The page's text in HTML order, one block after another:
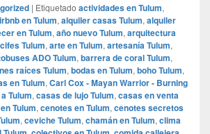
| Etiquetado actividades en Tulum,
en Tulum, alquiler casas Tulum, alquiler
en Tulum, año nuevo Tulum, arquitectura
Tulum, arte en Tulum, artesanía Tulum,
ADO Tulum, barrera de coral Tulum,
raíces Tulum, bodas en Tulum, boho Tulum,
en Tulum, Carl Cox - Mayan Warrior - Burning
Tulum, casas de lujo Tulum, casas en venta
Tulum, cenotes en Tulum, cenotes secretos
, ceviche Tulum, chamán en Tulum, clima